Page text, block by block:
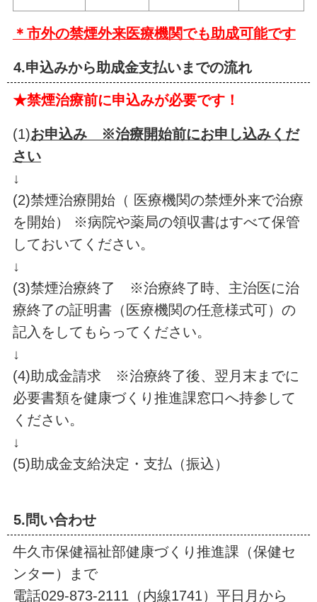
＊市外の禁煙外来医療機関でも助成可能です
4.申込みから助成金支払いまでの流れ
★禁煙治療前に申込みが必要です！
(1)お申込み ※治療開始前にお申し込みくだ
さい
↓
(2)禁煙治療開始（ 医療機関の禁煙外来で治療
を開始） ※病院や薬局の領収書はすべて保管
しておいてください。
↓
(3)禁煙治療終了 ※治療終了時、主治医に治
療終了の証明書（医療機関の任意様式可）の
記入をしてもらってください。
↓
(4)助成金請求 ※治療終了後、翌月末までに
必要書類を健康づくり推進課窓口へ持参して
ください。
↓
(5)助成金支給決定・支払（振込）
5.問い合わせ
牛久市保健福祉部健康づくり推進課（保健セ
ンター）まで
電話029-873-2111（内線1741）平日月から